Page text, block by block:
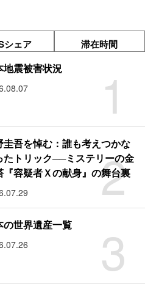
シェア 滞在時間
1
地震被害状況
2
圭吾を悼む：誰も考えつかな
たトリック──ミステリーの金
『容疑者Ｘの献身』の舞台裏
3
の世界遺産一覧